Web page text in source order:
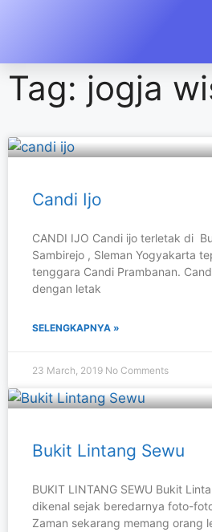
Tag: jogja
Candi Ijo
CANDI IJO Candi ijo terletak di
Sambirejo , Sleman Yogyakarta
tenggara Candi Prambanan.
dengan letak
SELENGKAPNYA »
23 March, 2019 No Comments
Bukit Lintang Sewu
BUKIT LINTANG SEWU Bukit
dikenal sejak beredarnya foto-
Zaman sekarang memang orang